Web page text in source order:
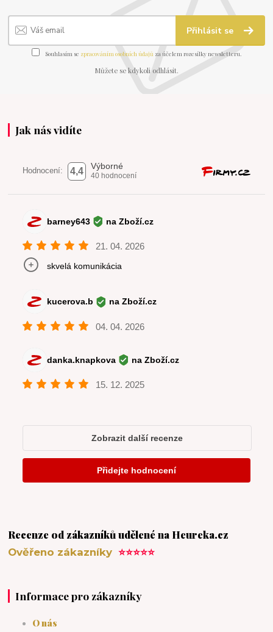
Přihlásit se
Souhlasím se zpracováním osobních údajů za účelem rozesílky newsletteru.
Můžete se kdykoli odhlásit.
Jak nás vidíte
Recenze od zákazníků udělené na Heureka.cz
Ověřeno zákazníky⭐⭐⭐⭐⭐
Informace pro zákazníky
O nás